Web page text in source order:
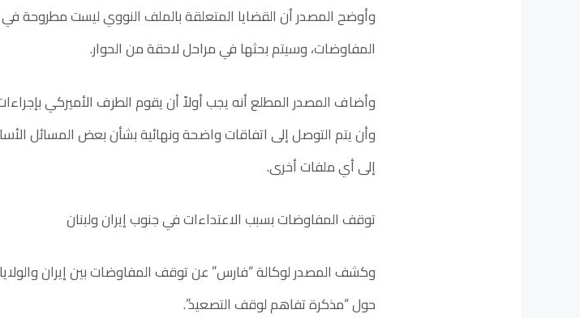
وأوضح المصدر أن القضايا المتعلقة بالملف النووي ليست مطروحة في
المفاوضات، وسيتم بحثها في مراحل لاحقة من الحوار.
وأضاف المصدر المطلع أنه يجب أولاً أن يقوم الطرف الأميركي
وأن يتم التوصل إلى اتفاقات واضحة ونهائية بشأن بعض المسائل
إلى أي ملفات أخرى.
توقف المفاوضات بسبب الاعتداءات في جنوب إيران ولبنان
وكشف المصدر لوكالة “فارس” عن توقف المفاوضات بين إيران
حول “مذكرة تفاهم لوقف التصعيد”.